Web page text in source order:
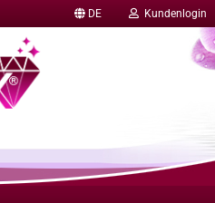
DE Kundenlogin